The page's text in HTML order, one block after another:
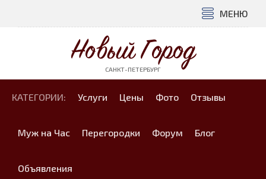
МЕНЮ
Новый Город
САНКТ-ПЕТЕРБУРГ
КАТЕГОРИИ: Услуги Цены Фото Отзывы
Муж на Час Перегородки Форум Блог
Объявления